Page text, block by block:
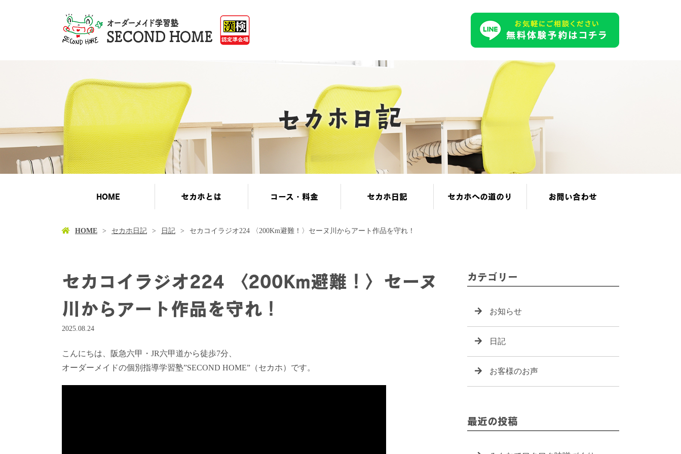
HOME セカホとは コース・料金 セカホ日記 セカホへの道のり お問い合わせ
HOME セカホ日記 日記 セカコイラジオ224 〈200Km避難！〉セーヌ川からアート作品を守れ！
セカコイラジオ224 〈200Km避難！〉セーヌ
川からアート作品を守れ！
2025.08.24
こんにちは、阪急六甲・JR六甲道から徒歩7分、
オーダーメイドの個別指導学習塾”SECOND HOME”（セカホ）です。
カテゴリー
お知らせ
日記
お客様のお声
最近の投稿